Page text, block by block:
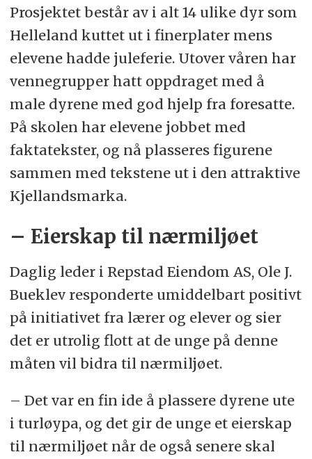
Prosjektet består av i alt 14 ulike dyr som
Helleland kuttet ut i finerplater mens
elevene hadde juleferie. Utover våren har
vennegrupper hatt oppdraget med å
male dyrene med god hjelp fra foresatte.
På skolen har elevene jobbet med
faktatekster, og nå plasseres figurene
sammen med tekstene ut i den attraktive
Kjellandsmarka.
– Eierskap til nærmiljøet
Daglig leder i Repstad Eiendom AS, Ole J.
Bueklev responderte umiddelbart positivt
på initiativet fra lærer og elever og sier
det er utrolig flott at de unge på denne
måten vil bidra til nærmiljøet.
– Det var en fin ide å plassere dyrene ute
i turløypa, og det gir de unge et eierskap
til nærmiljøet når de også senere skal